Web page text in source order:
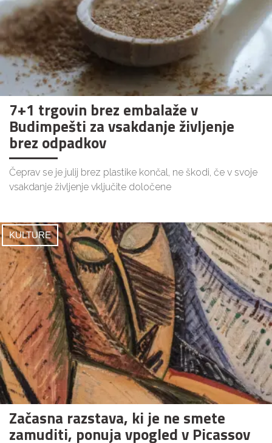
7+1 trgovin brez embalaže v
Budimpešti za vsakdanje življenje
brez odpadkov
Čeprav se je julij brez plastike končal, ne škodi, če v svoje
vsakdanje življenje vključite določene
KULTURE
Začasna razstava, ki je ne smete
zamuditi, ponuja vpogled v Picassov